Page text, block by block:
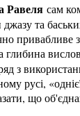
Равеля сам
та
привабливе
глибина
з
русі,
що